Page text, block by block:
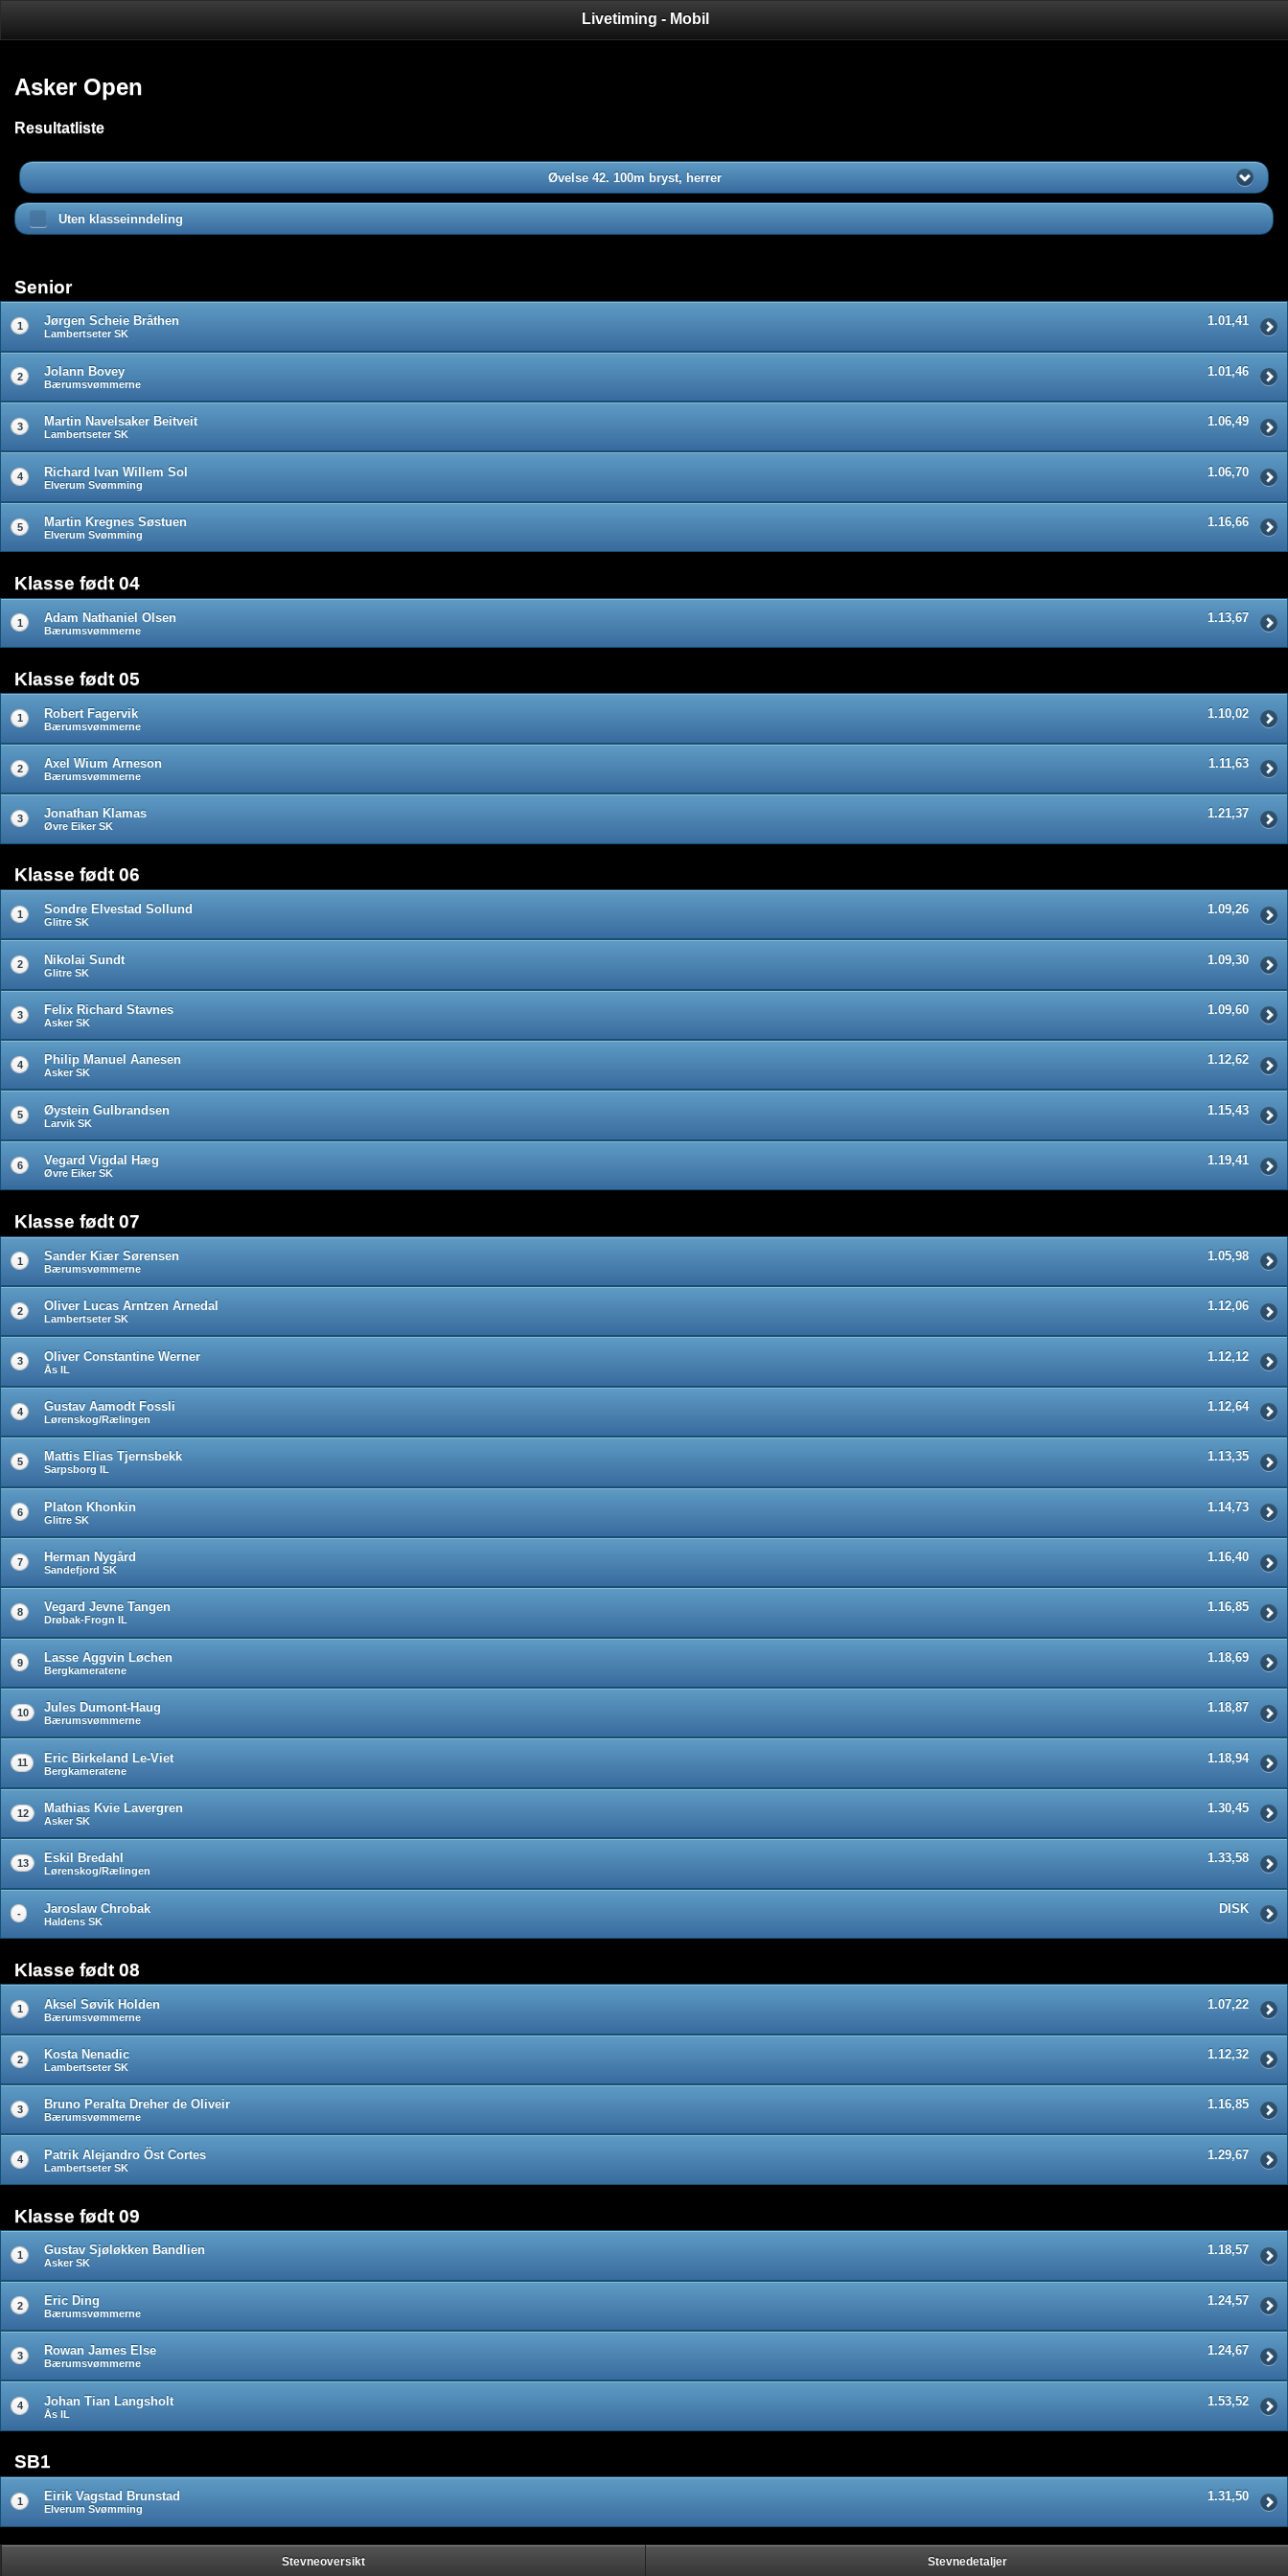
Livetiming - Mobil
Asker Open
Resultatliste
Øvelse 42. 100m bryst, herrer
Uten klasseinndeling
Senior
1 Jørgen Scheie Bråthen
Lambertseter SK
1.01,41
2 Jolann Bovey
Bærumsvømmerne
1.01,46
3 Martin Navelsaker Beitveit
Lambertseter SK
1.06,49
4 Richard Ivan Willem Sol
Elverum Svømming
1.06,70
5 Martin Kregnes Søstuen
Elverum Svømming
1.16,66
Klasse født 04
1 Adam Nathaniel Olsen
Bærumsvømmerne
1.13,67
Klasse født 05
1 Robert Fagervik
Bærumsvømmerne
1.10,02
2 Axel Wium Arneson
Bærumsvømmerne
1.11,63
3 Jonathan Klamas
Øvre Eiker SK
1.21,37
Klasse født 06
1 Sondre Elvestad Sollund
Glitre SK
1.09,26
2 Nikolai Sundt
Glitre SK
1.09,30
3 Felix Richard Stavnes
Asker SK
1.09,60
4 Philip Manuel Aanesen
Asker SK
1.12,62
5 Øystein Gulbrandsen
Larvik SK
1.15,43
6 Vegard Vigdal Hæg
Øvre Eiker SK
1.19,41
Klasse født 07
1 Sander Kiær Sørensen
Bærumsvømmerne
1.05,98
2 Oliver Lucas Arntzen Arnedal
Lambertseter SK
1.12,06
3 Oliver Constantine Werner
Ås IL
1.12,12
4 Gustav Aamodt Fossli
Lørenskog/Rælingen
1.12,64
5 Mattis Elias Tjernsbekk
Sarpsborg IL
1.13,35
6 Platon Khonkin
Glitre SK
1.14,73
7 Herman Nygård
Sandefjord SK
1.16,40
8 Vegard Jevne Tangen
Drøbak-Frogn IL
1.16,85
9 Lasse Aggvin Løchen
Bergkameratene
1.18,69
10 Jules Dumont-Haug
Bærumsvømmerne
1.18,87
11 Eric Birkeland Le-Viet
Bergkameratene
1.18,94
12 Mathias Kvie Lavergren
Asker SK
1.30,45
13 Eskil Bredahl
Lørenskog/Rælingen
1.33,58
- Jaroslaw Chrobak
Haldens SK
DISK
Klasse født 08
1 Aksel Søvik Holden
Bærumsvømmerne
1.07,22
2 Kosta Nenadic
Lambertseter SK
1.12,32
3 Bruno Peralta Dreher de Oliveir
Bærumsvømmerne
1.16,85
4 Patrik Alejandro Öst Cortes
Lambertseter SK
1.29,67
Klasse født 09
1 Gustav Sjøløkken Bandlien
Asker SK
1.18,57
2 Eric Ding
Bærumsvømmerne
1.24,57
3 Rowan James Else
Bærumsvømmerne
1.24,67
4 Johan Tian Langsholt
Ås IL
1.53,52
SB1
1 Eirik Vagstad Brunstad
Elverum Svømming
1.31,50
Stevneoversikt Stevnedetaljer